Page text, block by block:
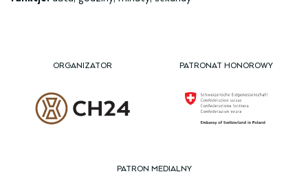
ORGANIZATOR PATRONAT HONOROWY
PATRON MEDIALNY